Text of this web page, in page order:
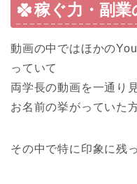
稼ぐ力・副業
動画の中ではほかの
っていて
両学長の動画を一通り
お名前の挙がっていた
その中で特に印象に残